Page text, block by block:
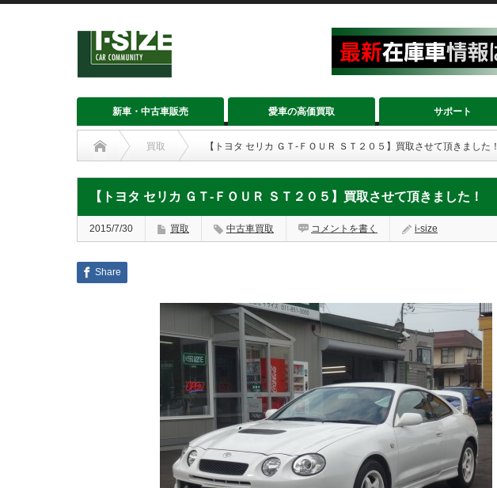
新車・中古車販売 愛車の高価買取 サポート
買取 【トヨタ セリカ ＧＴ‐ＦＯＵＲ ＳＴ２０５】買取させて頂きました！
【トヨタ セリカ ＧＴ‐ＦＯＵＲ ＳＴ２０５】買取させて頂きました！
2015/7/30 買取 中古車買取 コメントを書く i-size
Share